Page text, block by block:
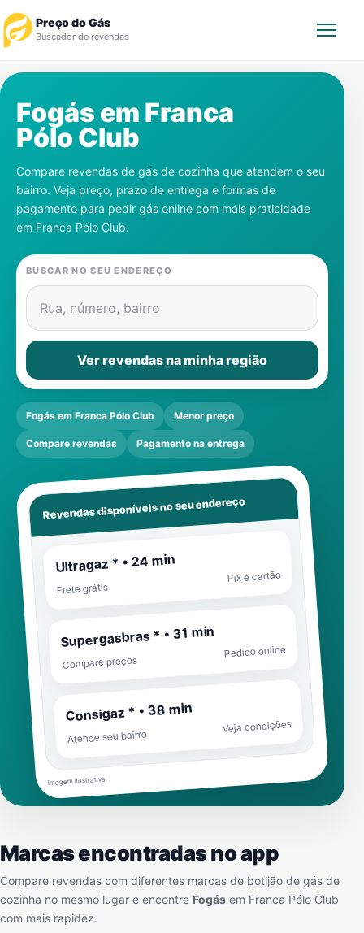
Preço do Gás
Buscador de revendas
Revendedor
Notícias
Cadastre-se
Gás
Contatos
Fogás em Franca
Pólo Club
Compare revendas de gás de cozinha que atendem o seu
bairro. Veja preço, prazo de entrega e formas de
pagamento para pedir gás online com mais praticidade
em Franca Pólo Club.
BUSCAR NO SEU ENDEREÇO
Rua, número, bairro
Ver revendas na minha região
Fogás em Franca Pólo Club Menor preço
Compare revendas Pagamento na entrega
Revendas disponíveis no seu endereço
Ultragaz * • 24 min
Frete grátis
Pix e cartão
Supergasbras * • 31 min
Compare preços
Pedido online
Consigaz * • 38 min
Atende seu bairro
Veja condições
Imagem ilustrativa
Marcas encontradas no app
Compare revendas com diferentes marcas de botijão de gás de
cozinha no mesmo lugar e encontre Fogás em Franca Pólo Club
com mais rapidez.